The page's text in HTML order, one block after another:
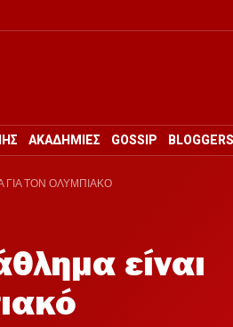
ΑΚΑΔΗΜΙΕΣ GOSSIP BLOGGERS
ΓΙΑ ΤΟΝ ΟΛΥΜΠΙΑΚΟ
είναι